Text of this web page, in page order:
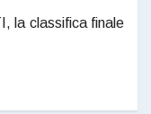
la classifica finale